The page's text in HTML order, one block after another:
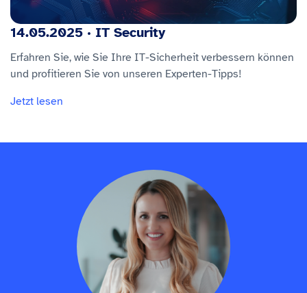
14.05.2025 · IT Security
Erfahren Sie, wie Sie Ihre IT-Sicherheit verbessern können
und profitieren Sie von unseren Experten-Tipps!
Jetzt lesen